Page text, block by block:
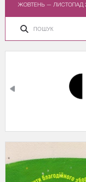
ЖОВТЕНЬ — ЛИСТОПАД